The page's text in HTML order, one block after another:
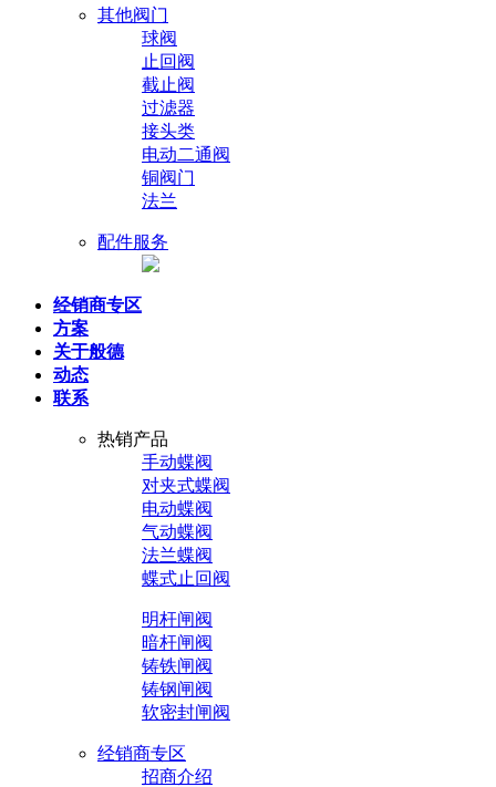
其他阀门
球阀
止回阀
截止阀
过滤器
接头类
电动二通阀
铜阀门
法兰
配件服务
经销商专区
方案
关于般德
动态
联系
热销产品
手动蝶阀
对夹式蝶阀
电动蝶阀
气动蝶阀
法兰蝶阀
蝶式止回阀
明杆闸阀
暗杆闸阀
铸铁闸阀
铸钢闸阀
软密封闸阀
经销商专区
招商介绍